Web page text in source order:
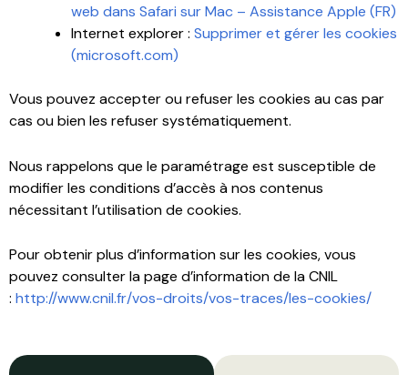
web dans Safari sur Mac – Assistance Apple (FR)
Internet explorer : Supprimer et gérer les cookies
(microsoft.com)
Vous pouvez accepter ou refuser les cookies au cas par
cas ou bien les refuser systématiquement.
Nous rappelons que le paramétrage est susceptible de
modifier les conditions d’accès à nos contenus
nécessitant l’utilisation de cookies.
Pour obtenir plus d’information sur les cookies, vous
pouvez consulter la page d’information de la CNIL
: http://www.cnil.fr/vos-droits/vos-traces/les-cookies/